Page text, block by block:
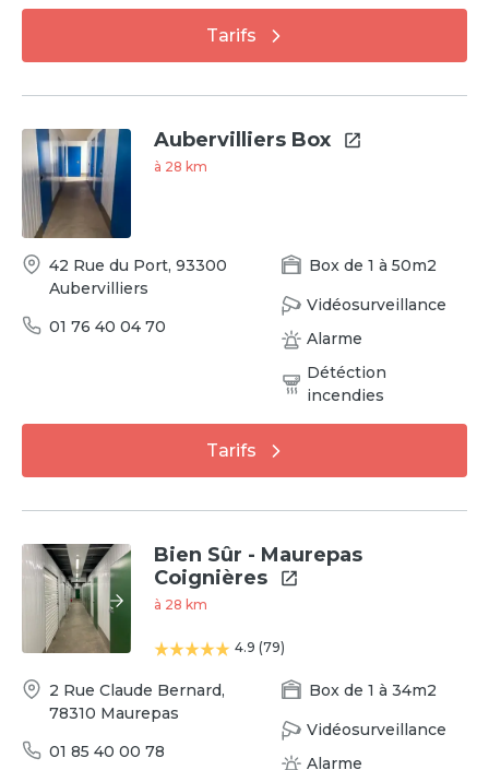
Tarifs
Aubervilliers Box
à 28 km
42 Rue du Port, 93300
Aubervilliers
01 76 40 04 70
Boxde 1 à 50m2
Vidéosurveillance
Alarme
Détéction
incendies
Tarifs
Bien Sûr - Maurepas
Coignières
à 28 km
4.9 (79)
2 Rue Claude Bernard,
78310 Maurepas
01 85 40 00 78
Boxde 1 à 34m2
Vidéosurveillance
Alarme